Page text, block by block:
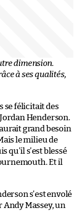
dimension.
à ses qualités,
se félicitait des
Henderson.
grand besoin
le milieu de
qu’il s’est blessé
Et il
s’est envolé
Massey, un